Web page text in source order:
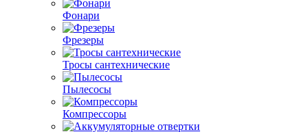
Фонари
Фрезеры
Тросы сантехнические
Пылесосы
Компрессоры